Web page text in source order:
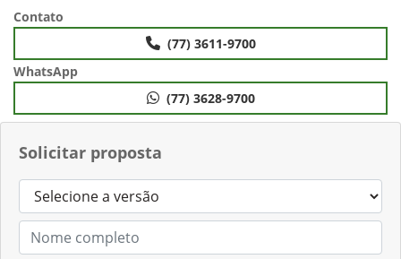
Solicitar proposta
Contato
(77) 3611-9700
WhatsApp
(77) 3628-9700